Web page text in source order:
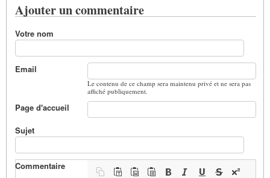
Ajouter un commentaire
Votre nom
Email
Le contenu de ce champ sera maintenu privé et ne sera pas
affiché publiquement.
Page d'accueil
Sujet
Commentaire